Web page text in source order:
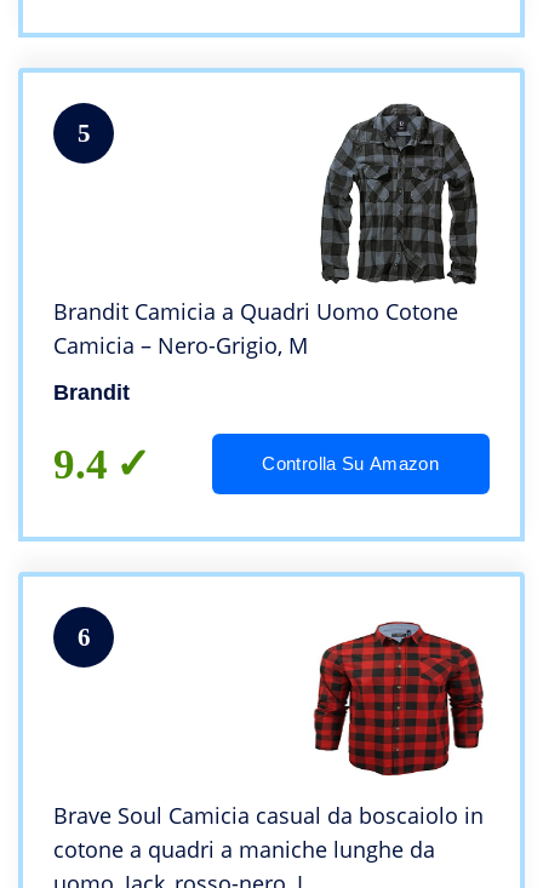
5
Brandit Camicia a Quadri Uomo Cotone
Camicia – Nero-Grigio, M
Brandit
9.4 Controlla Su Amazon
6
Brave Soul Camicia casual da boscaiolo in
cotone a quadri a maniche lunghe da